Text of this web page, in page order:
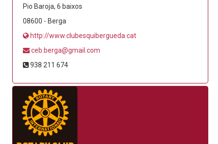
Pio Baroja, 6 baixos
08600 - Berga
http://www.clubesquibergueda.cat
ceb.berga@gmail.com
938 211 674